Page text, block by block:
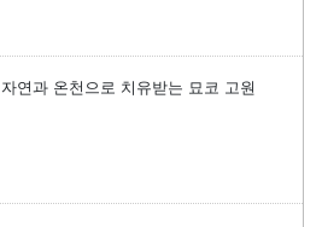
자연과 온천으로 치유받는 묘코 고원